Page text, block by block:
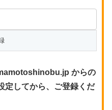
からの
定してから、ご登録くだ